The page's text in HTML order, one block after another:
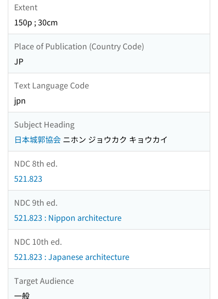
Extent
150p ; 30cm
Place of Publication (Country Code)
JP
Text Language Code
jpn
Subject Heading
日本城郭協会 ニホン ジョウカク キョウカイ
NDC 8th ed.
521.823
NDC 9th ed.
521.823 : Nippon architecture
NDC 10th ed.
521.823 : Japanese architecture
Target Audience
一般